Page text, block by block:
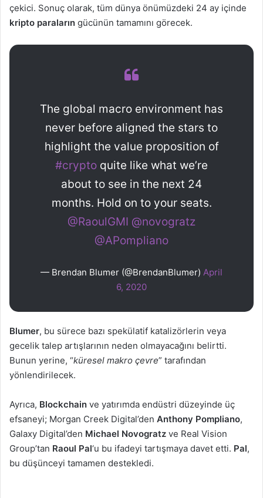
çekici. Sonuç olarak, tüm dünya önümüzdeki 24 ay içinde
kripto paraların gücünün tamamını görecek.
The global macro environment has
never before aligned the stars to
highlight the value proposition of
#crypto quite like what we’re
about to see in the next 24
months. Hold on to your seats.
@RaoulGMI @novogratz
@APompliano
— Brendan Blumer (@BrendanBlumer) April
6, 2020
Blumer, bu sürece bazı spekülatif katalizörlerin veya
gecelik talep artışlarının neden olmayacağını belirtti.
Bunun yerine, “küresel makro çevre” tarafından
yönlendirilecek.
Ayrıca, Blockchain ve yatırımda endüstri düzeyinde üç
efsaneyi; Morgan Creek Digital’den Anthony Pompliano,
Galaxy Digital’den Michael Novogratz ve Real Vision
Group’tan Raoul Pal‘u bu ifadeyi tartışmaya davet etti. Pal,
bu düşünceyi tamamen destekledi.